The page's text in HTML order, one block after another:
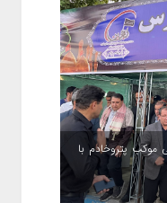
پتروخادم با